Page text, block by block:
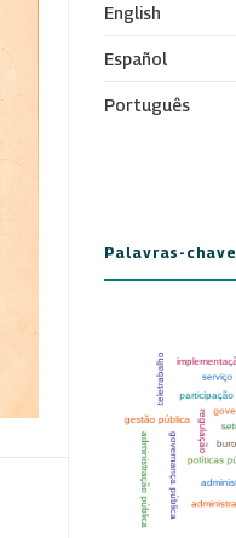
English
Español
Português
Palavras-chave